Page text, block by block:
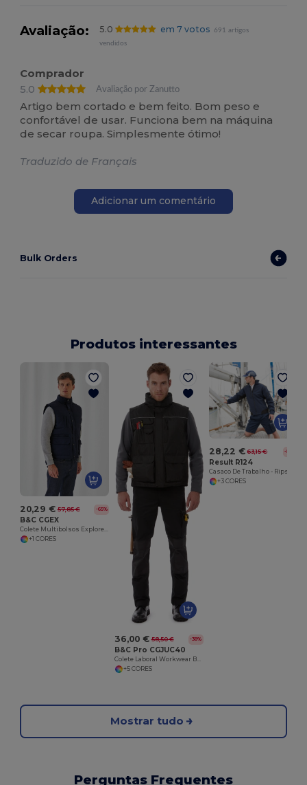
Avaliação: 5.0 em 7 votos
691 artigos
vendidos
Comprador
5.0
Avaliação por Zanutto
Artigo bem cortado e bem feito. Bom peso e
confortável de usar. Funciona bem na máquina
de secar roupa. Simplesmente ótimo!
Traduzido de Français
Adicionar um comentário
Bulk Orders
Produtos interessantes
20,29 € 57,85 € -65%
B&C CGEX
+1 CORES
36,00 € 58,50 € -38%
B&C Pro CGJUC40
+5 CORES
28,22 € 63,15 € -55%
Result R124
+3 CORES
Mostrar tudo
Perguntas Frequentes